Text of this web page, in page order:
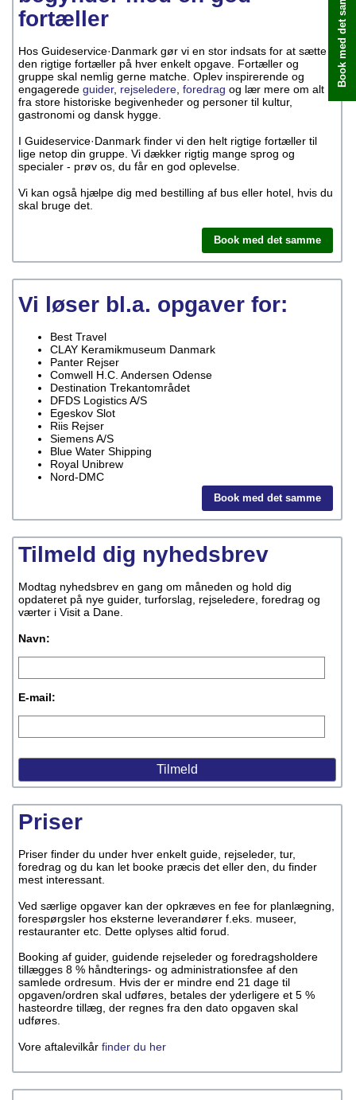
fortæller
Hos Guideservice·Danmark gør vi en stor indsats for at sætte
den rigtige fortæller på hver enkelt opgave. Fortæller og
gruppe skal nemlig gerne matche. Oplev inspirerende og
engagerede guider, rejseledere foredrag og lær mere om alt
fra store historiske begivenheder og personer til kultur,
gastronomi og dansk hygge.
I Guideservice·Danmark finder vi den helt rigtige fortæller til
lige netop din gruppe. Vi dækker rigtig mange sprog og
specialer - prøv os, du får en god oplevelse.
Vi kan også hjælpe dig med bestilling af bus eller hotel, hvis du
skal bruge det.
Book med det samme
Vi løser bl.a. opgaver for:
Best Travel
CLAY Keramikmuseum Danmark
Panter Rejser
Comwell H.C. Andersen Odense
Destination Trekantområdet
DFDS Logistics A/S
Egeskov Slot
Riis Rejser
Siemens A/S
Blue Water Shipping
Royal Unibrew
Nord-DMC
Book med det samme
Tilmeld dig nyhedsbrev
Modtag nyhedsbrev en gang om måneden og hold dig
opdateret på nye guider, turforslag, rejseledere, foredrag og
værter i Visit a Dane.
Navn:
E-mail:
Priser
Priser finder du under hver enkelt guide, rejseleder, tur,
foredrag og du kan let booke præcis det eller den, du finder
mest interessant.
Ved særlige opgaver kan der opkræves en fee for planlægning,
forespørgsler hos eksterne leverandører f.eks. museer,
restauranter etc. Dette oplyses altid forud.
Booking af guider, guidende rejseleder og foredragsholdere
tillægges 8 % håndterings- og administrationsfee af den
samlede ordresum. Hvis der er mindre end 21 dage til
opgaven/ordren skal udføres, betales der yderligere et 5 %
hasteordre tillæg, der regnes fra den dato opgaven skal
udføres.
Vore aftalevilkår finder du her
Book med det samme